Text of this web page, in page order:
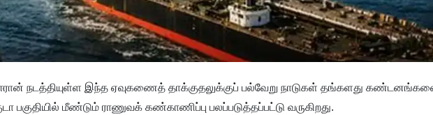
நடத்தியுள்ள இந்த ஏவுகணைத் தாக்குதலுக்குப் பல்வேறு நாடுகள் தங்களது
மீண்டும் ராணுவக் கண்காணிப்பு பலப்படுத்தப்பட்டு வருகிறது.